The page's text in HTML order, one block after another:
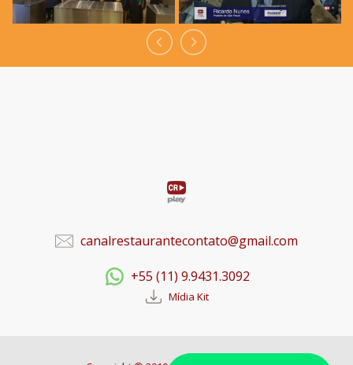
canalrestaurantecontato@gmail.com
+55 (11) 9.9431.3092
Mídia Kit